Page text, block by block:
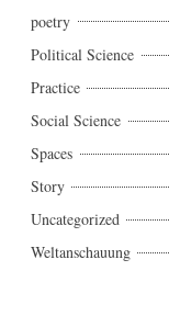
poetry
Political Science
Practice
Social Science
Spaces
Story
Uncategorized
Weltanschauung